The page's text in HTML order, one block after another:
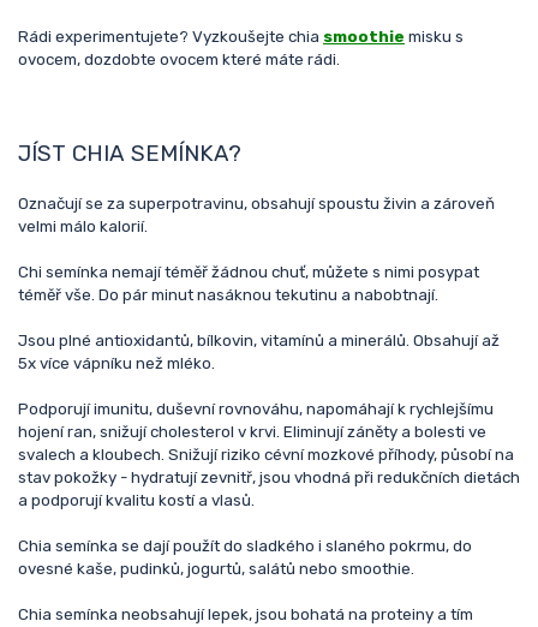
Rádi experimentujete? Vyzkoušejte chia smoothie misku s
ovocem, dozdobte ovocem které máte rádi.
JÍST CHIA SEMÍNKA?
Označují se za superpotravinu, obsahují spoustu živin a zároveň
velmi málo kalorií.
Chi semínka nemají téměř žádnou chuť, můžete s nimi posypat
téměř vše. Do pár minut nasáknou tekutinu a nabobtnají.
Jsou plné antioxidantů, bílkovin, vitamínů a minerálů. Obsahují až
5x více vápníku než mléko.
Podporují imunitu, duševní rovnováhu, napomáhají k rychlejšímu
hojení ran, snižují cholesterol v krvi. Eliminují záněty a bolesti ve
svalech a kloubech. Snižují riziko cévní mozkové příhody, působí na
stav pokožky - hydratují zevnitř, jsou vhodná při redukčních dietách
a podporují kvalitu kostí a vlasů.
Chia semínka se dají použít do sladkého i slaného pokrmu, do
ovesné kaše, pudinků, jogurtů, salátů nebo smoothie.
Chia semínka neobsahují lepek, jsou bohatá na proteiny a tím